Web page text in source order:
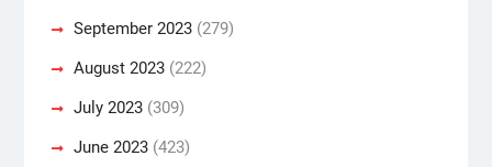
September 2023(279)
August 2023(222)
July 2023(309)
June 2023(423)